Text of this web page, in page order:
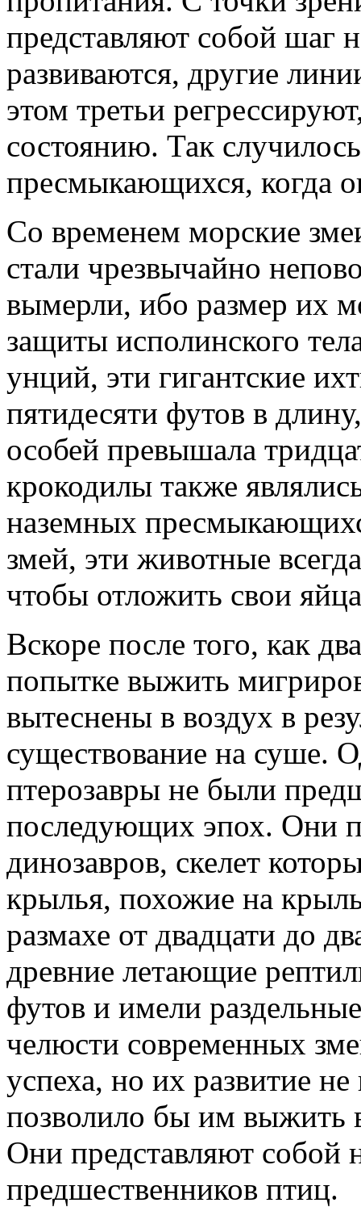
представляют собой шаг
развиваются, другие
этом третьи
состоянию. Так
пресмыкающихся, когда
Со временем морские
стали чрезвычайно
вымерли, ибо размер их
защиты исполинского
унций, эти гигантские
пятидесяти футов в
особей превышала
крокодилы также
наземных
змей, эти животные
чтобы отложить свои
Вскоре после того, как
попытке выжить
вытеснены в воздух в
существование на суше.
птерозавры не были
последующих эпох. Они
динозавров, скелет
крылья, похожие на
размахе от двадцати до
древние летающие
футов и имели
челюсти современных
успеха, но их развитие
позволило бы им выжить
Они представляют собой
предшественников птиц.